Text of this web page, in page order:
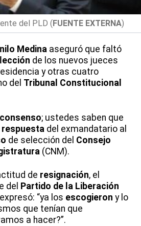
del PLD (FUENTE EXTERNA)
Medina aseguró que faltó
de los nuevos jueces
y otras cuatro
del Tribunal Constitucional
consenso; ustedes saben que
respuesta del exmandatario al
de selección del Consejo
(CNM).
de resignación, el
del Partido de la Liberación
“ya los escogieron y lo
que tenían que
a hacer?”.